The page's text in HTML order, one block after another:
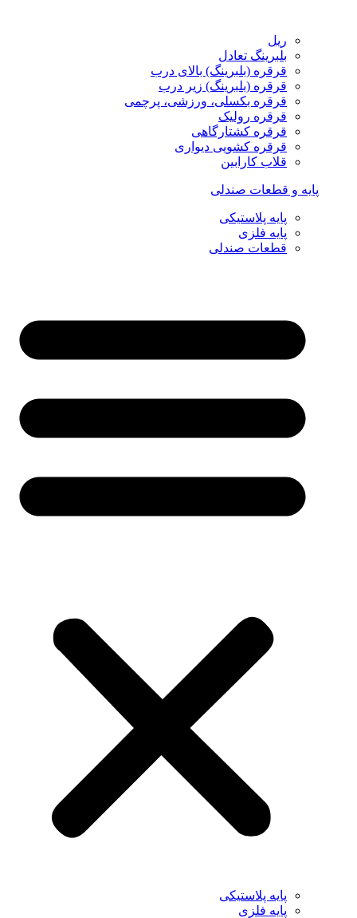
ریل
بلبرینگ تعادل
قرقره (بلبرینگ) بالای درب
قرقره (بلبرینگ) زیر درب
قرقره بکسلی، ورزشی، پرچمی
قرقره رولیک
قرقره کشتارگاهی
قرقره کشویی دیواری
قلاب کارابین
پایه و قطعات صندلی
پایه پلاستیکی
پایه فلزی
قطعات صندلی
پایه پلاستیکی
پایه فلزی